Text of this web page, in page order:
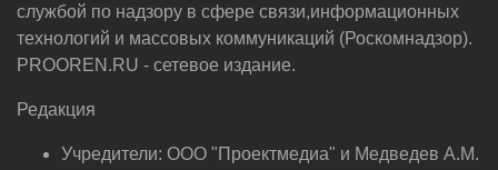
службой по надзору в сфере связи,информационных
технологий и массовых коммуникаций (Роскомнадзор).
PROOREN.RU - сетевое издание.
Редакция
Учредители: ООО "Проектмедиа" и Медведев А.М.